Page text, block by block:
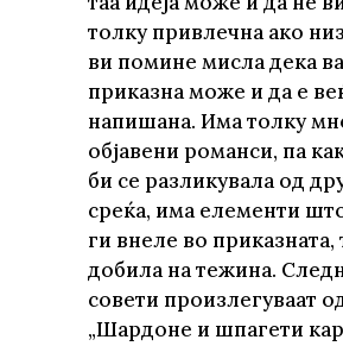
толку привлечна ако
ви помине мисла дека
приказна може и да е
напишана. Има толку
објавени романси, па
би се разликувала од
среќа, има елементи
ги внеле во приказната,
добила на тежина.
совети произлегуваат
„Шардоне и шпагети